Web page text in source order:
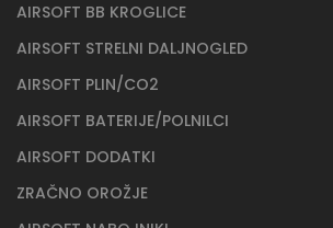
AIRSOFT BB KROGLICE
AIRSOFT STRELNI DALJNOGLED
AIRSOFT PLIN/CO2
AIRSOFT BATERIJE/POLNILCI
AIRSOFT DODATKI
ZRAČNO OROŽJE